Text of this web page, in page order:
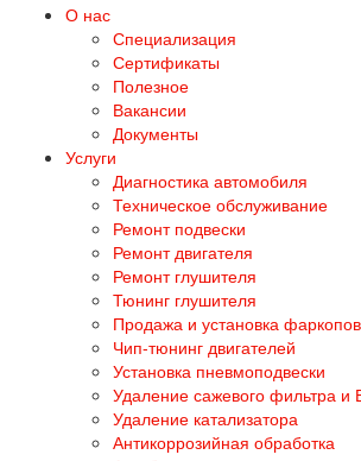
О нас
Специализация
Сертификаты
Полезное
Вакансии
Документы
Услуги
Диагностика автомобиля
Техническое обслуживание
Ремонт подвески
Ремонт двигателя
Ремонт глушителя
Тюнинг глушителя
Продажа и установка фаркопов
Чип-тюнинг двигателей
Установка пневмоподвески
Удаление сажевого фильтра и
Удаление катализатора
Антикоррозийная обработка